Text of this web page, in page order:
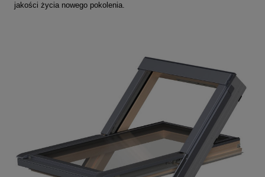
jakości życia nowego pokolenia.